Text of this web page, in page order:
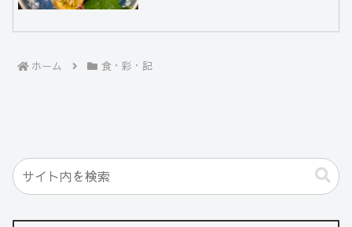
ホーム 食・彩・記